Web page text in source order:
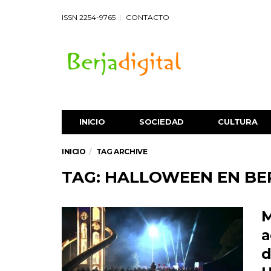
ISSN 2254-9765 CONTACTO
INICIO SOCIEDAD CULTURA
INICIO TAG ARCHIVE
TAG: HALLOWEEN EN